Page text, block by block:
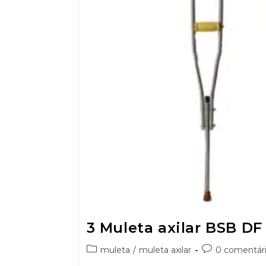
3 Muleta axilar BSB DF
muleta / muleta axilar 0